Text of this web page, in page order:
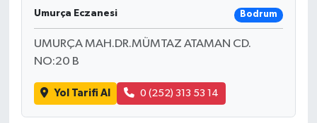
Umurça Eczanesi Bodrum
UMURÇA MAH.DR.MÜMTAZ ATAMAN CD.
NO:20 B
Yol Tarifi Al 0 (252) 313 53 14